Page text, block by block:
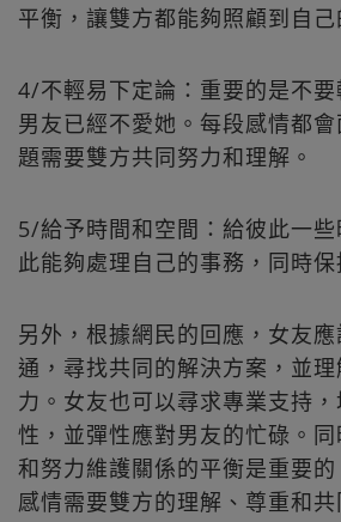
平衡，讓雙方都能夠照顧到自己
4/不輕易下定論：重要的是不
男友已經不愛她。每段感情都
題需要雙方共同努力和理解。
5/給予時間和空間：給彼此一
此能夠處理自己的事務，同時保
另外，根據網民的回應，女友
通，尋找共同的解決方案，並
力。女友也可以尋求專業支持
性，並彈性應對男友的忙碌。
和努力維護關係的平衡是重要
感情需要雙方的理解、尊重和共